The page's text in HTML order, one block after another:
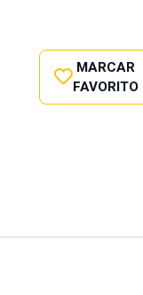
MARCAR
FAVORITO